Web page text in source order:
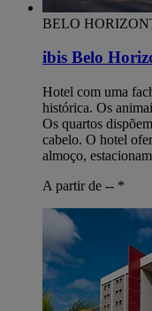
BELO
ibis Belo
Hotel com uma
histórica. Os
Os quartos
cabelo. O hotel
almoço,
A partir de -- *